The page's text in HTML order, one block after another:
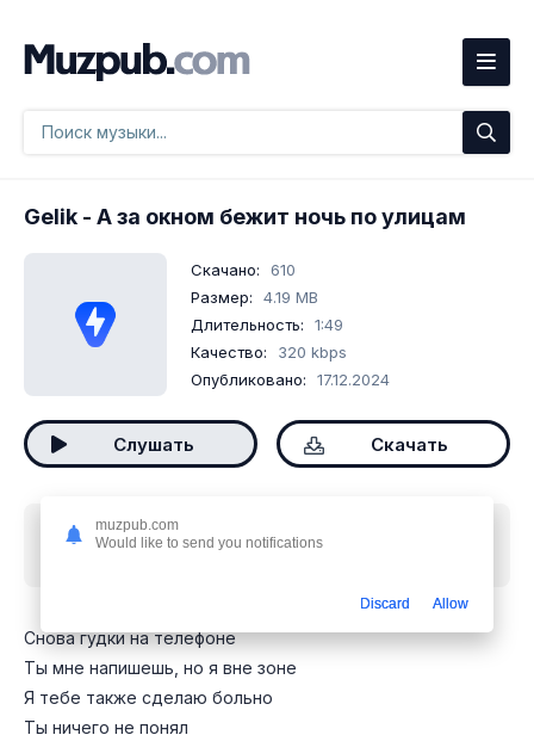
Gelik - А за окном бежит ночь по улицам
Скачано:
610
Размер:
4.19 MB
Длительность:
1:49
Качество:
320 kbps
Опубликовано:
17.12.2024
Слушать Скачать
Скачать песню Gelik - А за окном бежит ночь по
Снова гудки на телефоне
Ты мне напишешь, но я вне зоне
Я тебе также сделаю больно
Ты ничего не понял
muzpub.com
Would like to send you notifications
Discard Allow